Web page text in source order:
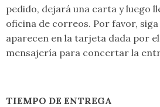
pedido, dejará una carta y luego
oficina de correos. Por favor,
aparecen en la tarjeta dada por
mensajería para concertar la
TIEMPO DE ENTREGA